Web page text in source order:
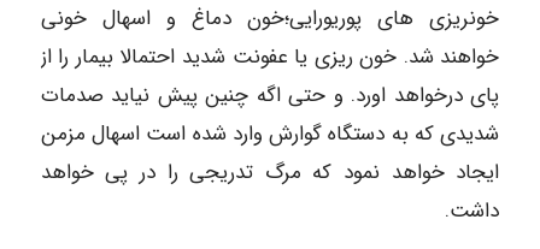
خونریزی های پوریورایی؛خون دماغ و اسهال خونی
خواهند شد. خون ریزی یا عفونت شدید احتمالا بیمار را از
پ‍ای درخواهد اورد. و حتی اگه چنین پ‍یش نیاید صدمات
شدیدی که به دستگاه گوارش وارد شده است اسهال مزمن
ایجاد خواهد نمود که مرگ تدریجی را در پی خواهد
داشت.